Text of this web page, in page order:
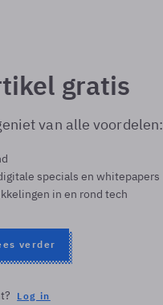
gratis
van alle voordelen:
specials en whitepapers
in en rond tech
verder
Log in